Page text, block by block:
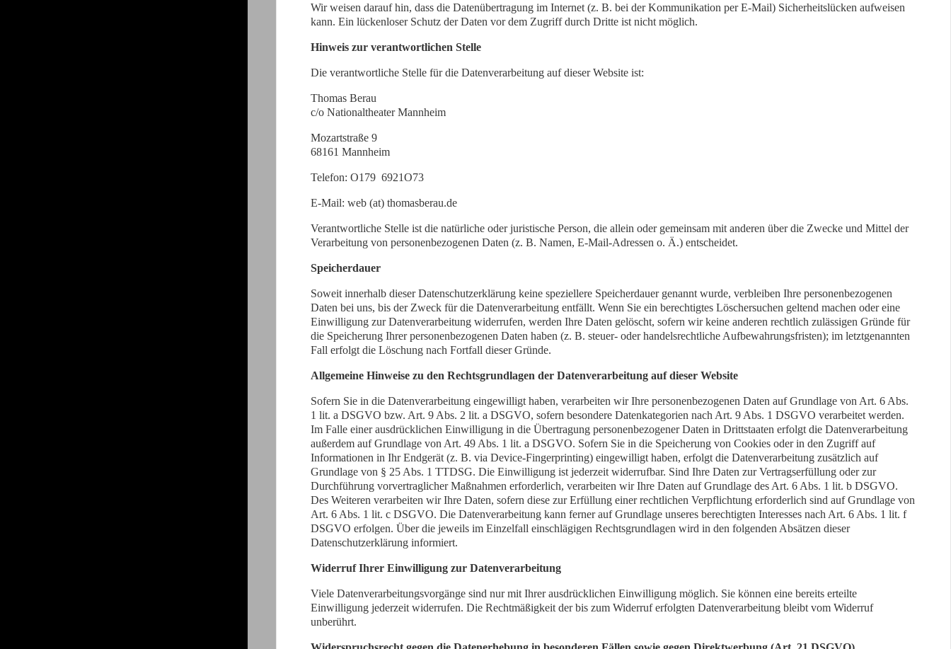
Wir weisen darauf hin, dass die Datenübertragung im Internet (z. B. bei der Kommunikation per E-Mail) Sicherheitslücken aufweisen
kann. Ein lückenloser Schutz der Daten vor dem Zugriff durch Dritte ist nicht möglich.
Hinweis zur verantwortlichen Stelle
Die verantwortliche Stelle für die Datenverarbeitung auf dieser Website ist:
Thomas Berau
c/o Nationaltheater Mannheim
Mozartstraße 9
68161 Mannheim
Telefon: O179 6921O73
E-Mail: web (at) thomasberau.de
Verantwortliche Stelle ist die natürliche oder juristische Person, die allein oder gemeinsam mit anderen über die Zwecke und Mittel der
Verarbeitung von personenbezogenen Daten (z. B. Namen, E-Mail-Adressen o. Ä.) entscheidet.
Speicherdauer
Soweit innerhalb dieser Datenschutzerklärung keine speziellere Speicherdauer genannt wurde, verbleiben Ihre personenbezogenen
Daten bei uns, bis der Zweck für die Datenverarbeitung entfällt. Wenn Sie ein berechtigtes Löschersuchen geltend machen oder eine
Einwilligung zur Datenverarbeitung widerrufen, werden Ihre Daten gelöscht, sofern wir keine anderen rechtlich zulässigen Gründe für
die Speicherung Ihrer personenbezogenen Daten haben (z. B. steuer- oder handelsrechtliche Aufbewahrungsfristen); im letztgenannten
Fall erfolgt die Löschung nach Fortfall dieser Gründe.
Allgemeine Hinweise zu den Rechtsgrundlagen der Datenverarbeitung auf dieser Website
Sofern Sie in die Datenverarbeitung eingewilligt haben, verarbeiten wir Ihre personenbezogenen Daten auf Grundlage von Art. 6 Abs.
1 lit. a DSGVO bzw. Art. 9 Abs. 2 lit. a DSGVO, sofern besondere Datenkategorien nach Art. 9 Abs. 1 DSGVO verarbeitet werden.
Im Falle einer ausdrücklichen Einwilligung in die Übertragung personenbezogener Daten in Drittstaaten erfolgt die Datenverarbeitung
außerdem auf Grundlage von Art. 49 Abs. 1 lit. a DSGVO. Sofern Sie in die Speicherung von Cookies oder in den Zugriff auf
Informationen in Ihr Endgerät (z. B. via Device-Fingerprinting) eingewilligt haben, erfolgt die Datenverarbeitung zusätzlich auf
Grundlage von § 25 Abs. 1 TTDSG. Die Einwilligung ist jederzeit widerrufbar. Sind Ihre Daten zur Vertragserfüllung oder zur
Durchführung vorvertraglicher Maßnahmen erforderlich, verarbeiten wir Ihre Daten auf Grundlage des Art. 6 Abs. 1 lit. b DSGVO.
Des Weiteren verarbeiten wir Ihre Daten, sofern diese zur Erfüllung einer rechtlichen Verpflichtung erforderlich sind auf Grundlage von
Art. 6 Abs. 1 lit. c DSGVO. Die Datenverarbeitung kann ferner auf Grundlage unseres berechtigten Interesses nach Art. 6 Abs. 1 lit. f
DSGVO erfolgen. Über die jeweils im Einzelfall einschlägigen Rechtsgrundlagen wird in den folgenden Absätzen dieser
Datenschutzerklärung informiert.
Widerruf Ihrer Einwilligung zur Datenverarbeitung
Viele Datenverarbeitungsvorgänge sind nur mit Ihrer ausdrücklichen Einwilligung möglich. Sie können eine bereits erteilte
Einwilligung jederzeit widerrufen. Die Rechtmäßigkeit der bis zum Widerruf erfolgten Datenverarbeitung bleibt vom Widerruf
unberührt.